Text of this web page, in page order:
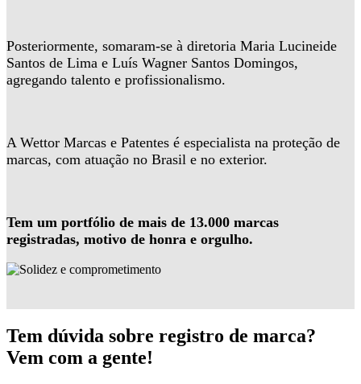
Posteriormente, somaram-se à diretoria Maria Lucineide
Santos de Lima e Luís Wagner Santos Domingos,
agregando talento e profissionalismo.
A Wettor Marcas e Patentes é especialista na proteção de
marcas, com atuação no Brasil e no exterior.
Tem um portfólio de mais de 13.000 marcas
registradas, motivo de honra e orgulho.
Tem dúvida sobre registro de marca?
Vem com a gente!